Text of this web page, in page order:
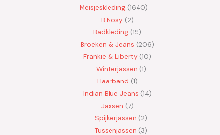
Meisjeskleding 1640
B.Nosy
2
Badkleding 19
Broeken & Jeans
206
Frankie & Liberty 10
Winterjassen 1
Haarband 1
Indian Blue Jeans 14
Jassen 7
Spijkerjassen
2
Tussenjassen
3